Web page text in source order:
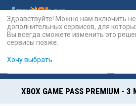
Карты
XBOX GAME PASS PREMIUM
Здравствуйте! Можно нам включить
дополнительных сервисов, для
Вы всегда сможете изменить это
сервисы позже.
Хочу выбрать